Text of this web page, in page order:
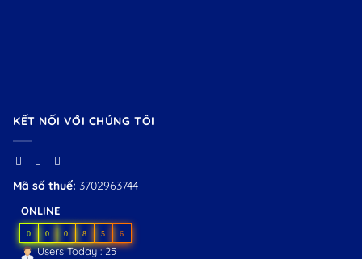
KẾT NỐI VỚI CHÚNG TÔI
Mã số thuế: 3702963744
ONLINE
0 0 0 8 5 6
Users Today : 25